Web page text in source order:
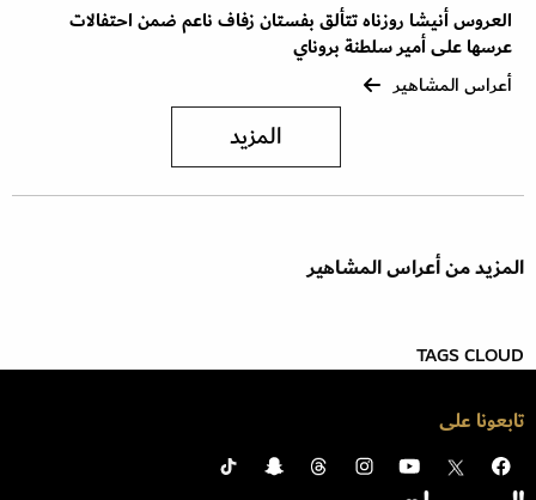
العروس أنيشا روزناه تتألق بفستان زفاف ناعم ضمن احتفالات
عرسها على أمير سلطنة بروناي
أعراس المشاهير
المزيد
المزيد من أعراس المشاهير
TAGS CLOUD
تابعونا على